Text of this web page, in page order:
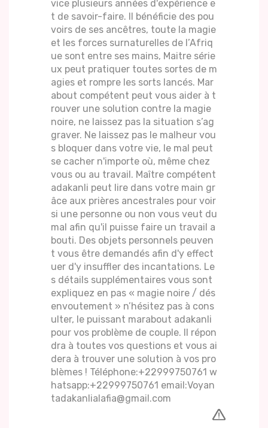
vice plusieurs années d'expérience e
t de savoir-faire. Il bénéficie des pou
voirs de ses ancêtres, toute la magie
et les forces surnaturelles de l’Afriq
ue sont entre ses mains, Maitre série
ux peut pratiquer toutes sortes de m
agies et rompre les sorts lancés. Mar
about compétent peut vous aider à t
rouver une solution contre la magie
noire, ne laissez pas la situation s’ag
graver. Ne laissez pas le malheur vou
s bloquer dans votre vie, le mal peut
se cacher n'importe où, même chez
vous ou au travail. Maître compétent
adakanli peut lire dans votre main gr
âce aux prières ancestrales pour voir
si une personne ou non vous veut du
mal afin qu'il puisse faire un travail a
bouti. Des objets personnels peuven
t vous être demandés afin d'y effect
uer d'y insuffler des incantations. Le
s détails supplémentaires vous sont
expliquez en pas « magie noire / dés
envoutement » n’hésitez pas à cons
ulter, le puissant marabout adakanli
pour vos problème de couple. Il répon
dra à toutes vos questions et vous ai
dera à trouver une solution à vos pro
blèmes ! Téléphone:+22999750761 w
hatsapp:+22999750761 email:Voyan
tadakanlialafia@gmail.com